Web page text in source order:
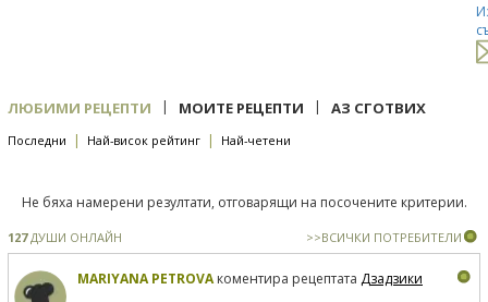
ЛЮБИМИ РЕЦЕПТИ | МОИТЕ РЕЦЕПТИ | АЗ СГОТВИХ
Последни | Най-висок рейтинг | Най-четени
Не бяха намерени резултати, отговарящи на посочените критерии.
127ДУШИ ОНЛАЙН >>ВСИЧКИ ПОТРЕБИТЕЛИ
MARIYANA PETROVAкоментира рецептата Дзадзики